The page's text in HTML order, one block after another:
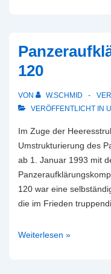
120
VON W.SCHMID
VERÖFFENTLICHT IN
Im Zuge der
Umstrukturierung des
ab 1. Januar 1993 mit
120 war eine
die im Frieden
Weiterlesen »